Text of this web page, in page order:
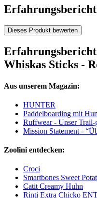
Dieses Produkt bewerten
Whiskas Sticks -
Aus unserem Magazin:
HUNTER
Paddelboarding mit
Ruffwear - Unser Trail-
Mission Statement -
Zoolini entdecken:
Croci
Smartbones Sweet
Catit Creamy Huhn
Rinti Extra Chicko